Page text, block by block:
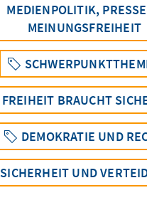
MEDIENPOLITIK,
MEINUNGSFREIHEIT
FREIHEIT BRAUCHT
DEMOKRATIE UND
SICHERHEIT UND